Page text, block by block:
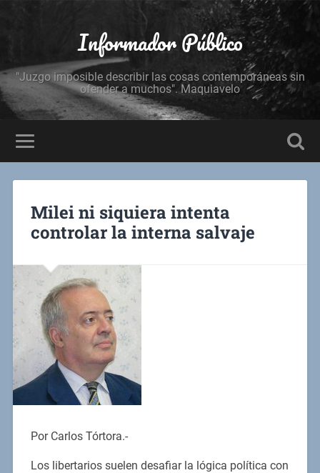
Informador Público
"Juzgo imposible describir las cosas contemporáneas sin
ofender a muchos". Maquiavelo
Milei ni siquiera intenta
controlar la interna salvaje
Por Carlos Tórtora.-
Los libertarios suelen desafiar la lógica política con